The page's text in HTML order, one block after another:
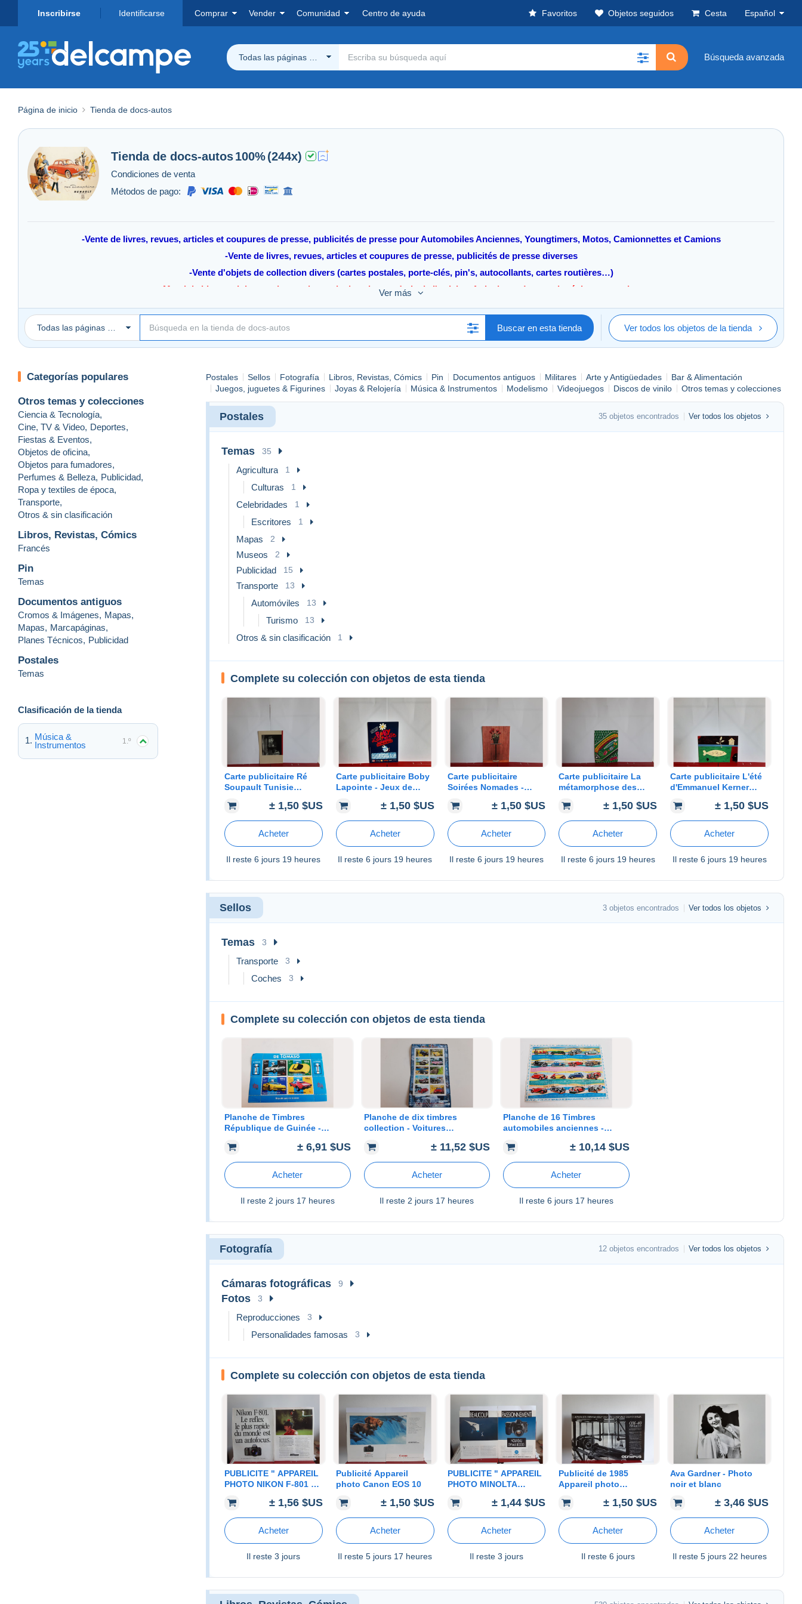
Inscribirse Identificarse Comprar Vender Comunidad Centro de ayuda Favoritos Objetos seguidos Cesta Español
Todas las páginas Delcampe Búsqueda avanzada
Página de inicio Tienda de docs-autos
Tienda de docs-autos100%(244x)
Condiciones de venta
Métodos de pago:
-Vente de livres, revues, articles et coupures de presse, publicités de presse pour Automobiles Anciennes, Youngtimers, Motos, Camionnettes et Camions
-Vente de livres, revues, articles et coupures de presse, publicités de presse diverses
-Vente d'objets de collection divers (cartes postales, porte-clés, pin's, autocollants, cartes routières…)
-Merci de bien vouloir attendre ma demande de paiement (prix de l'article + frais de port) avant de régler votre achat.
-Les frais d'envois sont aux tarifs de la Poste et/ou de Mondial Relay.
*Remise en main propre possible
-Envoi de votre achat en 2-3 jours ouvrables et seulement après réception de votre règlement.
Ver más
Todas las páginas Delcampe Buscar en esta tienda Ver todos los objetos de la tienda
Categorías populares
Otros temas y colecciones
Ciencia & Tecnología,
Cine, TV & Video, Deportes,
Fiestas & Eventos,
Objetos de oficina,
Objetos para fumadores,
Perfumes & Belleza, Publicidad,
Ropa y textiles de época,
Transporte,
Otros & sin clasificación
Libros, Revistas, Cómics
Francés
Pin
Temas
Documentos antiguos
Cromos & Imágenes, Mapas,
Mapas, Marcapáginas,
Planes Técnicos, Publicidad
Postales
Temas
Clasificación de la tienda
Música &
Instrumentos
1.º
Postales Sellos Fotografía Libros, Revistas, Cómics Pin Documentos antiguos Militares Arte y Antigüedades
Bar & Alimentación
Juegos, juguetes & Figurines
Joyas & Relojería Música & Instrumentos Modelismo Videojuegos Discos de vinilo Otros temas y colecciones
Postales 35 objetos encontrados Ver todos los objetos
Temas 35
Agricultura 1
Culturas 1
Celebridades 1
Escritores 1
Mapas 2
Museos 2
Publicidad 15
Transporte 13
Automóviles 13
Turismo 13
Otros & sin clasificación 1
Complete su colección con objetos de esta tienda
Carte publicitaire Ré
Soupault Tunisie
Monde Arabe 1997
± 1,50 $US
Acheter
Il reste6 jours 19 heures
Carte publicitaire Boby
Lapointe - Jeux de
Bêtes
± 1,50 $US
Acheter
Il reste6 jours 19 heures
Carte publicitaire
Soirées Nomades -
l'art cotemporain± 1,50 $US
Acheter
Il reste 6 jours 19 heures
Carte publicitaire La
métamorphose des
d'animation des Blancs
Manteaux
± 1,50 $US
Acheter
Il reste 6 jours 19 heures
Carte publicitaire L'été
d'Emmanuel Kerner
± 1,50 $US
Acheter
Il reste 6 jours 19 heures
Sellos 3 objetos encontrados Ver todos los objetos
Temas 3
Transporte 3
Coches 3
Complete su colección con objetos de esta tienda
Planche de Timbres
République de Guinée -
± 6,91 $US
Acheter
Il reste 2 jours 17 heures
Planche de dix timbres
collection - Voitures
± 11,52 $US
Acheter
Il reste 2 jours 17 heures
Planche de 16 Timbres
automobiles anciennes -
Ecuatorial
± 10,14 $US
Acheter
Il reste 6 jours 17 heures
Fotografía 12 objetos encontrados Ver todos los objetos
Cámaras fotográficas 9
Fotos 3
Reproducciones 3
Personalidades famosas 3
Complete su colección con objetos de esta tienda
PUBLICITE " APPAREIL
PHOTO NIKON F-801 "
± 1,56 $US
Acheter
Il reste3 jours
Publicité Appareil
photo Canon EOS 10
± 1,50 $US
Acheter
Il reste5 jours 17 heures
PUBLICITE " APPAREIL
PHOTO MINOLTA
± 1,44 $US
Acheter
Il reste 3 jours
Publicité de 1985
Appareil photo
Program
± 1,50 $US
Acheter
Il reste 6 jours
Ava Gardner - Photo
noir et blanc
± 3,46 $US
Acheter
Il reste 5 jours 22 heures